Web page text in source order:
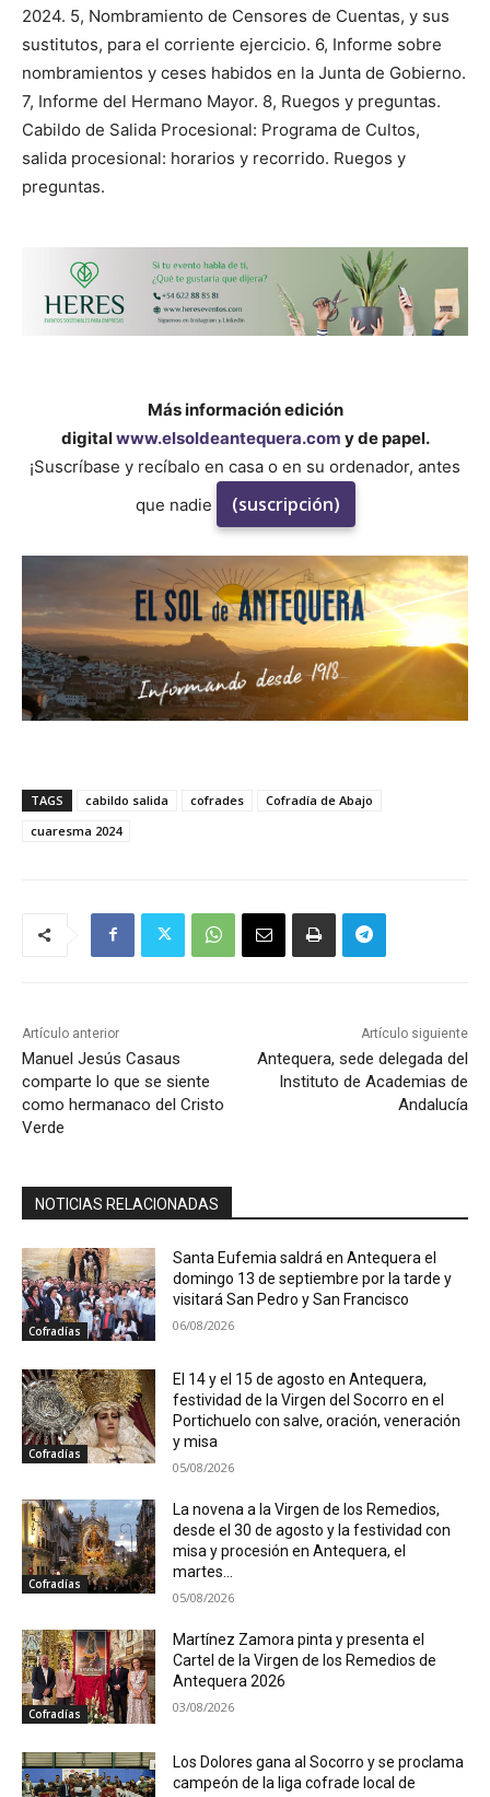
2024. 5, Nombramiento de Censores de Cuentas, y sus
sustitutos, para el corriente ejercicio. 6, Informe sobre
nombramientos y ceses habidos en la Junta de Gobierno.
7, Informe del Hermano Mayor. 8, Ruegos y preguntas.
Cabildo de Salida Procesional: Programa de Cultos,
salida procesional: horarios y recorrido. Ruegos y
preguntas.
Más información edición
digitalwww.elsoldeantequera.com y de papel.
¡Suscríbase y recíbalo en casa o en su ordenador, antes
que nadie
(suscripción)
TAGS cabildo salida cofrades
Cofradía de Abajo
cuaresma 2024
Artículo anterior
Manuel Jesús Casaus
comparte lo que se siente
como hermanaco del Cristo
Verde
Artículo siguiente
Antequera, sede delegada del
Instituto de Academias de
Andalucía
NOTICIAS RELACIONADAS
Cofradías
Santa Eufemia saldrá en Antequera el
domingo 13 de septiembre por la tarde y
visitará San Pedro y San Francisco
06/08/2026
Cofradías
El 14 y el 15 de agosto en Antequera,
festividad de la Virgen del Socorro en el
Portichuelo con salve, oración, veneración
y misa
05/08/2026
Cofradías
La novena a la Virgen de los Remedios,
desde el 30 de agosto y la festividad con
misa y procesión en Antequera, el
martes...
05/08/2026
Cofradías
Martínez Zamora pinta y presenta el
Cartel de la Virgen de los Remedios de
Antequera 2026
03/08/2026
Los Dolores gana al Socorro y se proclama
campeón de la liga cofrade local de